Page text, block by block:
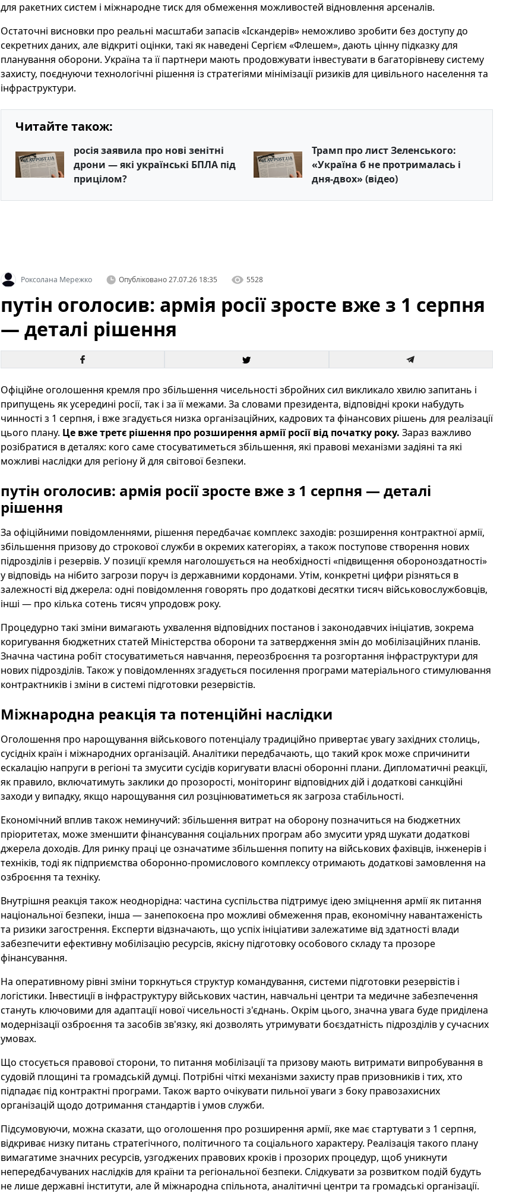
для ракетних систем і міжнародне тиск для обмеження можливостей відновлення арсеналів.
Остаточні висновки про реальні масштаби запасів «Іскандерів» неможливо зробити без доступу до
секретних даних, але відкриті оцінки, такі як наведені Сергієм «Флешем», дають цінну підказку для
планування оборони. Україна та її партнери мають продовжувати інвестувати в багаторівневу систему
захисту, поєднуючи технологічні рішення із стратегіями мінімізації ризиків для цивільного населення та
інфраструктури.
Читайте також:
росія заявила про нові зенітні
дрони — які українські БПЛА під
прицілом?
Трамп про лист Зеленського:
«Україна б не протрималась і
дня-двох» (відео)
Роксолана Мережко Опубліковано27.07.26 18:35 5528
путін оголосив: армія росії зросте вже з 1 серпня
— деталі рішення
Офіційне оголошення кремля про збільшення чисельності збройних сил викликало хвилю запитань і
припущень як усередині росії, так і за її межами. За словами президента, відповідні кроки набудуть
чинності з 1 серпня, і вже згадується низка організаційних, кадрових та фінансових рішень для реалізації
цього плану. Це вже третє рішення про розширення армії росії від початку року. Зараз важливо
розібратися в деталях: кого саме стосуватиметься збільшення, які правові механізми задіяні та які
можливі наслідки для регіону й для світової безпеки.
путін оголосив: армія росії зросте вже з 1 серпня — деталі
рішення
За офіційними повідомленнями, рішення передбачає комплекс заходів: розширення контрактної армії,
збільшення призову до строкової служби в окремих категоріях, а також поступове створення нових
підрозділів і резервів. У позиції кремля наголошується на необхідності «підвищення обороноздатності»
у відповідь на нібито загрози поруч із державними кордонами. Утім, конкретні цифри різняться в
залежності від джерела: одні повідомлення говорять про додаткові десятки тисяч військовослужбовців,
інші — про кілька сотень тисяч упродовж року.
Процедурно такі зміни вимагають ухвалення відповідних постанов і законодавчих ініціатив, зокрема
коригування бюджетних статей Міністерства оборони та затвердження змін до мобілізаційних планів.
Значна частина робіт стосуватиметься навчання, переозброєння та розгортання інфраструктури для
нових підрозділів. Також у повідомленнях згадується посилення програми матеріального стимулювання
контрактників і зміни в системі підготовки резервістів.
Міжнародна реакція та потенційні наслідки
Оголошення про нарощування військового потенціалу традиційно привертає увагу західних столиць,
сусідніх країн і міжнародних організацій. Аналітики передбачають, що такий крок може спричинити
ескалацію напруги в регіоні та змусити сусідів коригувати власні оборонні плани. Дипломатичні реакції,
як правило, включатимуть заклики до прозорості, моніторинг відповідних дій і додаткові санкційні
заходи у випадку, якщо нарощування сил розцінюватиметься як загроза стабільності.
Економічний вплив також неминучий: збільшення витрат на оборону позначиться на бюджетних
пріоритетах, може зменшити фінансування соціальних програм або змусити уряд шукати додаткові
джерела доходів. Для ринку праці це означатиме збільшення попиту на військових фахівців, інженерів і
техніків, тоді як підприємства оборонно-промислового комплексу отримають додаткові замовлення на
озброєння та техніку.
Внутрішня реакція також неоднорідна: частина суспільства підтримує ідею зміцнення армії як питання
національної безпеки, інша — занепокоєна про можливі обмеження прав, економічну навантаженість
та ризики загострення. Експерти відзначають, що успіх ініціативи залежатиме від здатності влади
забезпечити ефективну мобілізацію ресурсів, якісну підготовку особового складу та прозоре
фінансування.
На оперативному рівні зміни торкнуться структур командування, системи підготовки резервістів і
логістики. Інвестиції в інфраструктуру військових частин, навчальні центри та медичне забезпечення
стануть ключовими для адаптації нової чисельності з'єднань. Окрім цього, значна увага буде приділена
модернізації озброєння та засобів зв'язку, які дозволять утримувати боєздатність підрозділів у сучасних
умовах.
Що стосується правової сторони, то питання мобілізації та призову мають витримати випробування в
судовій площині та громадській думці. Потрібні чіткі механізми захисту прав призовників і тих, хто
підпадає під контрактні програми. Також варто очікувати пильної уваги з боку правозахисних
організацій щодо дотримання стандартів і умов служби.
Підсумовуючи, можна сказати, що оголошення про розширення армії, яке має стартувати з 1 серпня,
відкриває низку питань стратегічного, політичного та соціального характеру. Реалізація такого плану
вимагатиме значних ресурсів, узгоджених правових кроків і прозорих процедур, щоб уникнути
непередбачуваних наслідків для країни та регіональної безпеки. Слідкувати за розвитком подій будуть
не лише державні інститути, але й міжнародна спільнота, аналітичні центри та громадські організації.